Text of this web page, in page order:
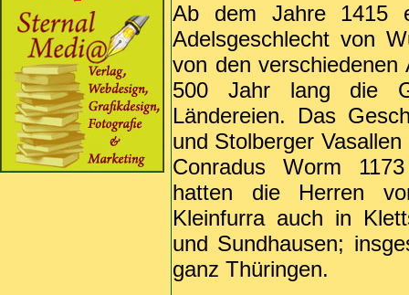
Ab dem Jahre 1415
Adelsgeschlecht von
von den verschiedenen
500 Jahr lang die
Ländereien. Das
und Stolberger
Conradus Worm
hatten die Herren
Kleinfurra auch in
und Sundhausen;
ganz Thüringen.